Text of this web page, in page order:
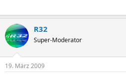
R32
Super-Moderator
19. März 2009